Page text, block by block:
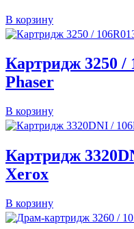
В корзину
Картридж 3250 /
Phaser
В корзину
Картридж
Xerox
В корзину